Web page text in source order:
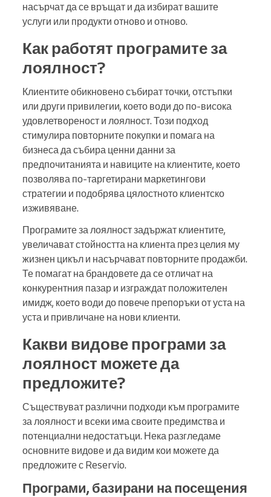
насърчат да се връщат и да избират вашите
услуги или продукти отново и отново.
Как работят програмите за
лоялност?
Клиентите обикновено събират точки, отстъпки
или други привилегии, което води до по-висока
удовлетвореност и лоялност. Този подход
стимулира повторните покупки и помага на
бизнеса да събира ценни данни за
предпочитанията и навиците на клиентите, което
позволява по-таргетирани маркетингови
стратегии и подобрява цялостното клиентско
изживяване.
Програмите за лоялност задържат клиентите,
увеличават стойността на клиента през целия му
жизнен цикъл и насърчават повторните продажби.
Те помагат на брандовете да се отличат на
конкурентния пазар и изграждат положителен
имидж, което води до повече препоръки от уста на
уста и привличане на нови клиенти.
Какви видове програми за
лоялност можете да
предложите?
Съществуват различни подходи към програмите
за лоялност и всеки има своите предимства и
потенциални недостатъци. Нека разгледаме
основните видове и да видим кои можете да
предложите с Reservio.
Програми, базирани на посещения